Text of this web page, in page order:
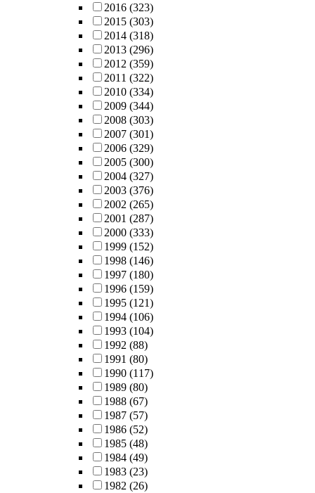
2016 (323)
2015 (303)
2014 (318)
2013 (296)
2012 (359)
2011 (322)
2010 (334)
2009 (344)
2008 (303)
2007 (301)
2006 (329)
2005 (300)
2004 (327)
2003 (376)
2002 (265)
2001 (287)
2000 (333)
1999 (152)
1998 (146)
1997 (180)
1996 (159)
1995 (121)
1994 (106)
1993 (104)
1992 (88)
1991 (80)
1990 (117)
1989 (80)
1988 (67)
1987 (57)
1986 (52)
1985 (48)
1984 (49)
1983 (23)
1982 (26)